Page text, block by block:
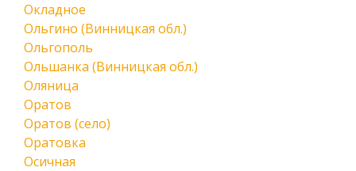
Окладное
Ольгино (Винницкая обл.)
Ольгополь
Ольшанка (Винницкая обл.)
Оляница
Оратов
Оратов (село)
Оратовка
Осичная